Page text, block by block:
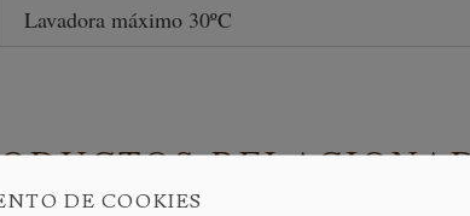
Lavadora máximo 30ºC
DE COOKIES